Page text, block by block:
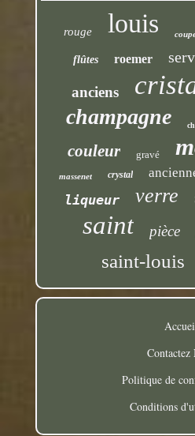
rouge louis
flûtes roemer
anciens
champagne
couleur gravé
massenet crystal
liqueur
verre
saint pièce
saint-louis
Contactez
Politique de
Conditions